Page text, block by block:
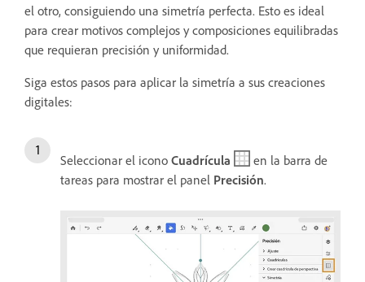
el otro, consiguiendo una simetría perfecta. Esto es ideal
para crear motivos complejos y composiciones equilibradas
que requieran precisión y uniformidad.
Siga estos pasos para aplicar la simetría a sus creaciones
digitales:
Seleccionar el icono Cuadrícula
en la barra de
tareas para mostrar el panel Precisión.